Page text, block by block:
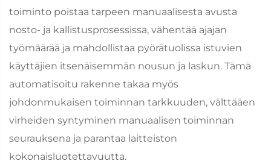
toiminto poistaa tarpeen manuaalisesta avusta
nosto- ja kallistusprosessissa, vähentää ajajan
työmäärää ja mahdollistaa pyörätuolissa istuvien
käyttäjien itsenäisemmän nousun ja laskun. Tämä
automatisoitu rakenne takaa myös
johdonmukaisen toiminnan tarkkuuden, välttääen
virheiden syntyminen manuaalisen toiminnan
seurauksena ja parantaa laitteiston
kokonaisluotettavuutta.